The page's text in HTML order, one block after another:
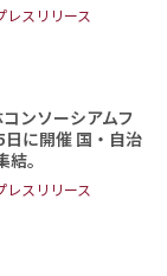
レスリリース
ンソーシアムフ
に開催 国・自治
。
レスリリース